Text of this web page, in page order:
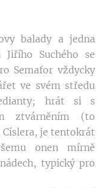
balady a jedna
Jiřího Suchého se
Semafor vždycky
ve svém středu
hrát si s
ztvárněním (to
Císlera, je tentokrát
onen mírně
typický pro